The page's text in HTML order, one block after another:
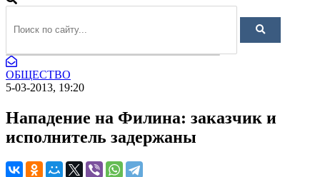
ОБЩЕСТВО
5-03-2013, 19:20
Нападение на Филина: заказчик и
исполнитель задержаны